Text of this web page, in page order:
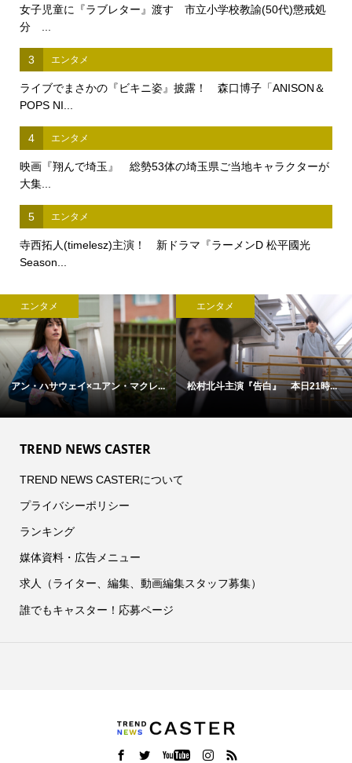
女子児童に『ラブレター』渡す 市立小学校教諭(50代)懲戒処
分 ...
3 エンタメ
ライブでまさかの『ビキニ姿』披露！ 森口博子「ANISON＆
POPS NI...
4 エンタメ
映画『翔んで埼玉』 総勢53体の埼玉県ご当地キャラクターが
大集...
5 エンタメ
寺西拓人(timelesz)主演！ 新ドラマ『ラーメンD 松平國光
Season...
エンタメ
アン・ハサウェイ×ユアン・マクレ...
エンタメ
松村北斗主演『告白』 本日21時...
TREND NEWS CASTER
TREND NEWS CASTERについて
プライバシーポリシー
ランキング
媒体資料・広告メニュー
求人（ライター、編集、動画編集スタッフ募集）
誰でもキャスター！応募ページ